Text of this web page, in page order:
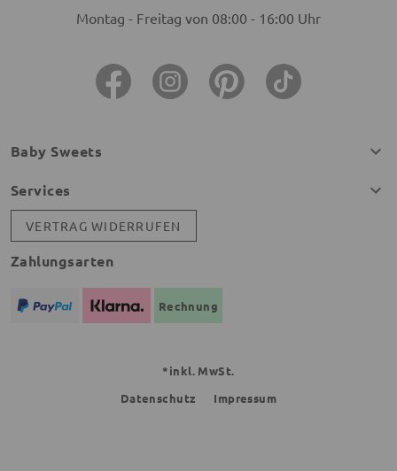
Montag - Freitag von 08:00 - 16:00 Uhr
Baby Sweets
Services
VERTRAG WIDERRUFEN
Zahlungsarten
Rechnung
*inkl. MwSt.
Datenschutz
Impressum